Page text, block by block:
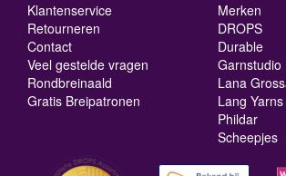
Klantenservice
Retourneren
Contact
Veel gestelde vragen
Rondbreinaald
Gratis Breipatronen
Merken
DROPS
Durable
Garnstudio
Lana
Lang Yarns
Phildar
Scheepjes